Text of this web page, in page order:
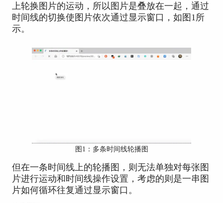
上轮换图片的运动，所以图片是叠放在一起，通过
时间线的切换使图片依次通过显示窗口，如图1所
示。
图1：多条时间线轮播图
但在一条时间线上的轮播图，则无法单独对每张图
片进行运动和时间线操作设置，考虑的则是一串图
片如何循环往复通过显示窗口。